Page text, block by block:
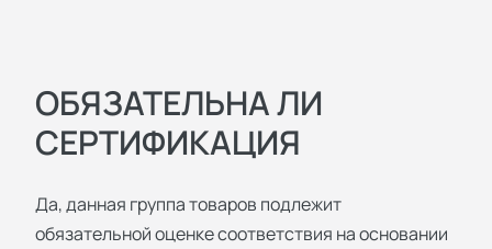
ОБЯЗАТЕЛЬНА ЛИ
СЕРТИФИКАЦИЯ
Да, данная группа товаров подлежит
обязательной оценке соответствия на основании